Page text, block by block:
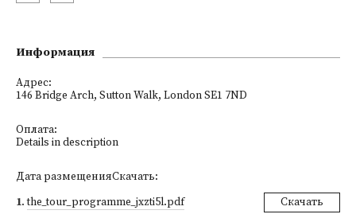
Информация
Адрес:
146 Bridge Arch, Sutton Walk, London SE1 7ND
Оплата:
Details in description
Дата размещенияСкачать:
1.the_tour_programme_jxzti5l.pdf Скачать